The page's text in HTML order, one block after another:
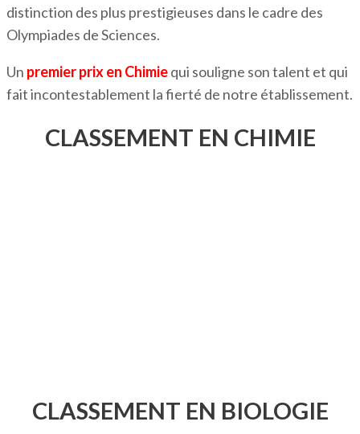
distinction des plus prestigieuses dans le cadre des
Olympiades de Sciences.
Un premier prix en Chimiequi souligne son talent et qui
fait incontestablement la fierté de notre établissement.
CLASSEMENT EN CHIMIE
CLASSEMENT EN BIOLOGIE